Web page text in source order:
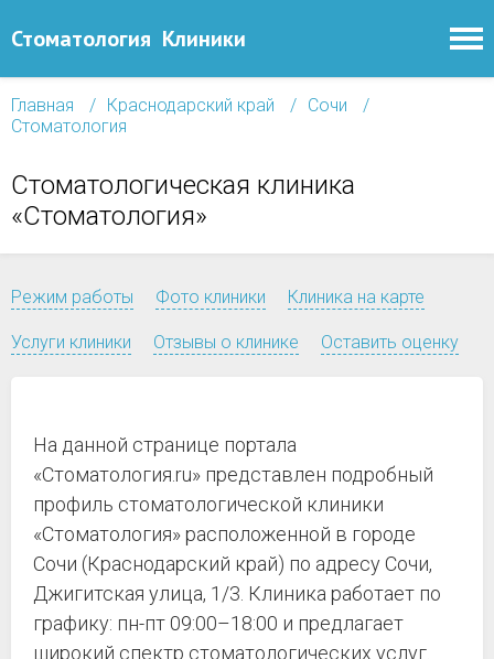
Стоматология Клиники
Главная Краснодарский край
Сочи
Стоматология
Стоматологическая клиника
«Стоматология»
Режим работы Фото клиники Клиника на карте
Услуги клиники Отзывы о клинике Оставить оценку
На данной странице портала
«Стоматология.ru» представлен подробный
профиль стоматологической клиники
«Стоматология» расположенной в городе
Сочи (Краснодарский край) по адресу Сочи,
Джигитская улица, 1/3. Клиника работает по
графику: пн-пт 09:00–18:00 и предлагает
широкий спектр стоматологических услуг.